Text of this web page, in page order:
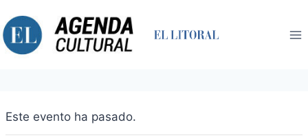
al
contenido
Este evento ha pasado.